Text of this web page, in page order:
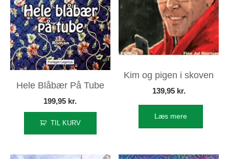
Hele Blåbær På Tube
199,95 kr.
TIL KURV
Kim og pigen i skoven
139,95 kr.
Læs mere